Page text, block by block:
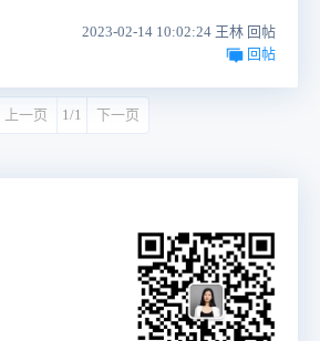
2023-02-14 10:02:24 王林 回帖
回帖
上一页 1/1 下一页